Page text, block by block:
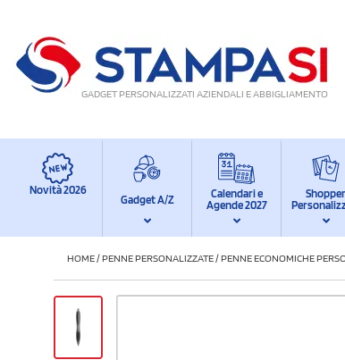
GADGET PERSONALIZZATI AZIENDALI E ABBIGLIAMENTO
Novità 2026
Gadget A/Z
Calendari e
Agende 2027
Shopper
HOME/PENNE PERSONALIZZATE/PENNE ECONOMICHE